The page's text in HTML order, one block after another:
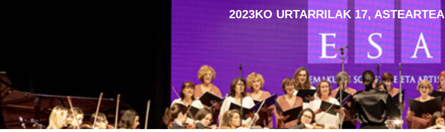
2023KO URTARRILAK 17, ASTEARTEA